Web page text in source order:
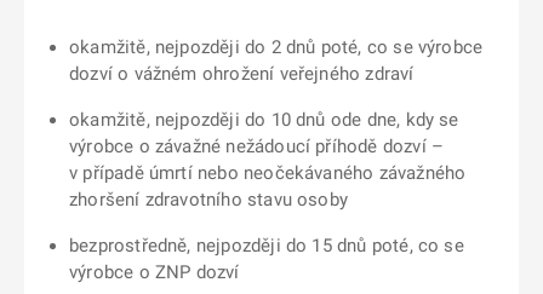
okamžitě, nejpozději do 2 dnů poté, co se výrobce
dozví o vážném ohrožení veřejného zdraví
okamžitě, nejpozději do 10 dnů ode dne, kdy se
výrobce o závažné nežádoucí příhodě dozví –
v případě úmrtí nebo neočekávaného závažného
zhoršení zdravotního stavu osoby
bezprostředně, nejpozději do 15 dnů poté, co se
výrobce o ZNP dozví